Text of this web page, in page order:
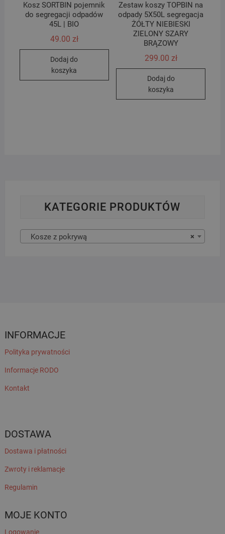
Kosz SORTBIN pojemnik
do segregacji odpadów
45L | BIO
49.00 zł
Dodaj do
koszyka
Zestaw koszy TOPBIN na
odpady 5X50L segregacja
ŻÓŁTY NIEBIESKI
ZIELONY SZARY
BRĄZOWY
299.00 zł
Dodaj do
koszyka
KATEGORIE PRODUKTÓW
×
Kosze z pokrywą
INFORMACJE
Polityka prywatności
Informacje RODO
Kontakt
DOSTAWA
Dostawa i płatności
Zwroty i reklamacje
Regulamin
MOJE KONTO
Logowanie